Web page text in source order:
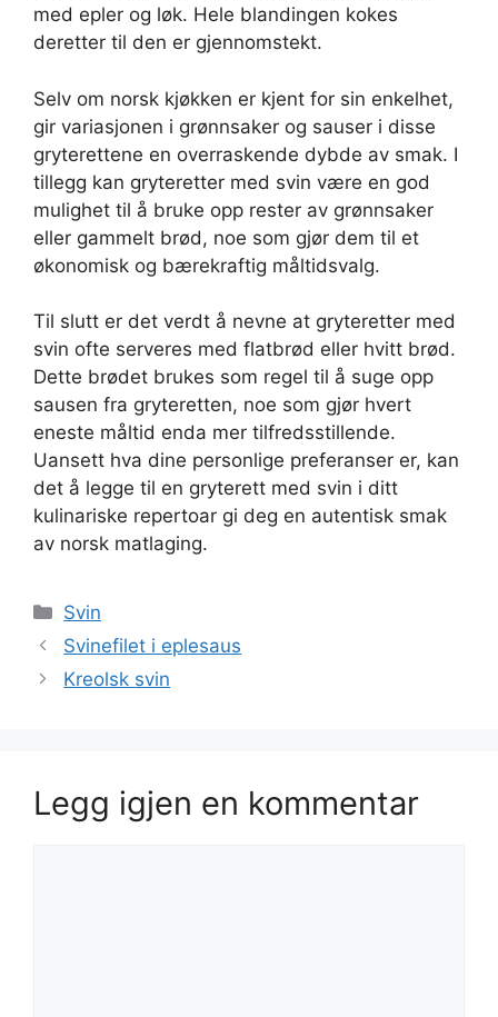
med epler og løk. Hele blandingen kokes
deretter til den er gjennomstekt.
Selv om norsk kjøkken er kjent for sin enkelhet,
gir variasjonen i grønnsaker og sauser i disse
gryterettene en overraskende dybde av smak. I
tillegg kan gryteretter med svin være en god
mulighet til å bruke opp rester av grønnsaker
eller gammelt brød, noe som gjør dem til et
økonomisk og bærekraftig måltidsvalg.
Til slutt er det verdt å nevne at gryteretter med
svin ofte serveres med flatbrød eller hvitt brød.
Dette brødet brukes som regel til å suge opp
sausen fra gryteretten, noe som gjør hvert
eneste måltid enda mer tilfredsstillende.
Uansett hva dine personlige preferanser er, kan
det å legge til en gryterett med svin i ditt
kulinariske repertoar gi deg en autentisk smak
av norsk matlaging.
Kategorier
Svin
Svinefilet i eplesaus
Kreolsk svin
Legg igjen en kommentar